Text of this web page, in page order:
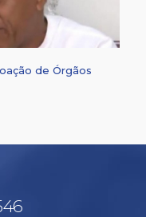
de Órgãos